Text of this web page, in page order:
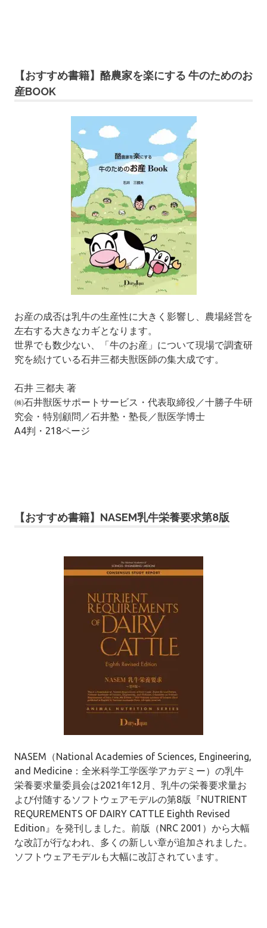
【おすすめ書籍】酪農家を楽にする 牛のためのお
産BOOK
お産の成否は乳牛の生産性に大きく影響し、農場経営を
左右する大きなカギとなります。
世界でも数少ない、「牛のお産」について現場で調査研
究を続けている石井三都夫獣医師の集大成です。
石井 三都夫 著
㈱石井獣医サポートサービス・代表取締役／十勝子牛研
究会・特別顧問／石井塾・塾長／獣医学博士
A4判・218ページ
【おすすめ書籍】NASEM乳牛栄養要求第8版
NASEM（National Academies of Sciences, Engineering,
and Medicine：全米科学工学医学アカデミー）の乳牛
栄養要求量委員会は2021年12月、乳牛の栄養要求量お
よび付随するソフトウェアモデルの第8版『NUTRIENT
REQUREMENTS OF DAIRY CATTLE Eighth Revised
Edition』を発刊しました。 前版（NRC 2001）から大幅
な改訂が行なわれ、多くの新しい章が追加されました。
ソフトウェアモデルも大幅に改訂されています。